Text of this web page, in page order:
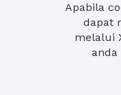
Apabila
dapat
melalui
anda